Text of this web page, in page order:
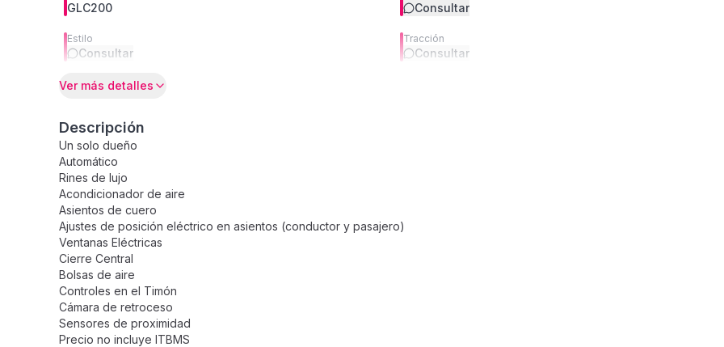
GLC200 Consultar
Estilo
Consultar
Tracción
Consultar
Ver más detalles
Descripción
Un solo dueño
Automático
Rines de lujo
Acondicionador de aire
Asientos de cuero
Ajustes de posición eléctrico en asientos (conductor y pasajero)
Ventanas Eléctricas
Cierre Central
Bolsas de aire
Controles en el Timón
Cámara de retroceso
Sensores de proximidad
Precio no incluye ITBMS